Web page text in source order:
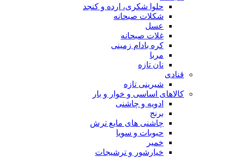
حلوا شکری، ارده و کنجد
شکلات صبحانه
عسل
غلات صبحانه
کره بادام زمینی
مربا
نان تازه
قنادی
شیرینی تازه
کالاهای اساسی و خوار و بار
ادویه و چاشنی
برنج
چاشنی های مایع ترش
حبوبات و سویا
خمیر
خیارشور و ترشیجات